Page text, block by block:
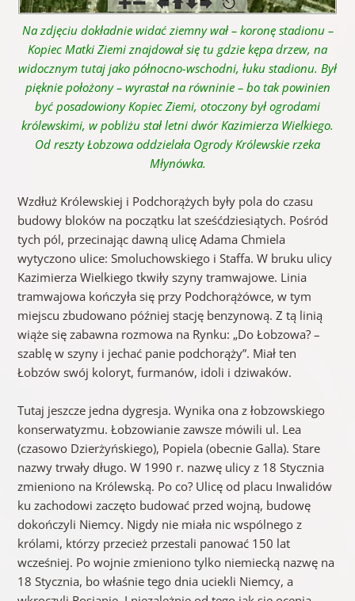
Na zdjęciu dokładnie widać ziemny wał – koronę stadionu –
Kopiec Matki Ziemi znajdował się tu gdzie kępa drzew, na
widocznym tutaj jako północno-wschodni, łuku stadionu. Był
pięknie położony – wyrastał na równinie – bo tak powinien
być posadowiony Kopiec Ziemi, otoczony był ogrodami
królewskimi, w pobliżu stał letni dwór Kazimierza Wielkiego.
Od reszty Łobzowa oddzielała Ogrody Królewskie rzeka
Młynówka.
Wzdłuż Królewskiej i Podchorążych były pola do czasu
budowy bloków na początku lat sześćdziesiątych. Pośród
tych pól, przecinając dawną ulicę Adama Chmiela
wytyczono ulice: Smoluchowskiego i Staffa. W bruku ulicy
Kazimierza Wielkiego tkwiły szyny tramwajowe. Linia
tramwajowa kończyła się przy Podchorążówce, w tym
miejscu zbudowano później stację benzynową. Z tą linią
wiąże się zabawna rozmowa na Rynku: „Do Łobzowa? –
szablę w szyny i jechać panie podchorąży”. Miał ten
Łobzów swój koloryt, furmanów, idoli i dziwaków.
Tutaj jeszcze jedna dygresja. Wynika ona z łobzowskiego
konserwatyzmu. Łobzowianie zawsze mówili ul. Lea
(czasowo Dzierżyńskiego), Popiela (obecnie Galla). Stare
nazwy trwały długo. W 1990 r. nazwę ulicy z 18 Stycznia
zmieniono na Królewską. Po co? Ulicę od placu Inwalidów
ku zachodowi zaczęto budować przed wojną, budowę
dokończyli Niemcy. Nigdy nie miała nic wspólnego z
królami, którzy przecież przestali panować 150 lat
wcześniej. Po wojnie zmieniono tylko niemiecką nazwę na
18 Stycznia, bo właśnie tego dnia uciekli Niemcy, a